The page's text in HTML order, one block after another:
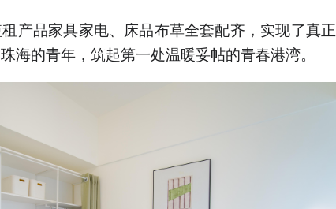
产品家具家电、床品布草全套配齐，实现了真正
海的青年，筑起第一处温暖妥帖的青春港湾。